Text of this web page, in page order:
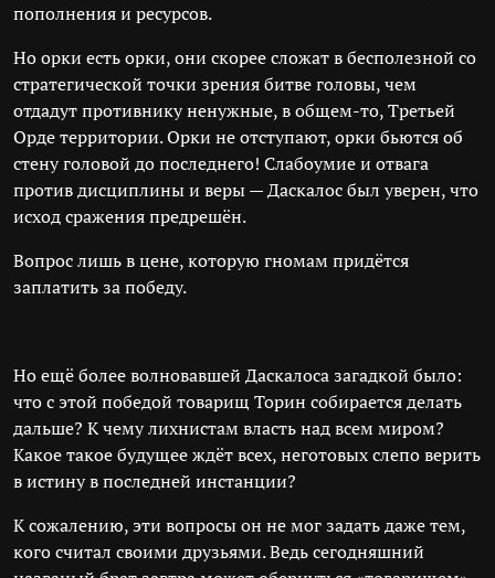
пополнения и ресурсов.
Но орки есть орки, они скорее сложат в бесполезной со
стратегической точки зрения битве головы, чем
отдадут противнику ненужные, в общем-то, Третьей
Орде территории. Орки не отступают, орки бьются об
стену головой до последнего! Слабоумие и отвага
против дисциплины и веры — Даскалос был уверен, что
исход сражения предрешён.
Вопрос лишь в цене, которую гномам придётся
заплатить за победу.
Но ещё более волновавшей Даскалоса загадкой было:
что с этой победой товарищ Торин собирается делать
дальше? К чему лихнистам власть над всем миром?
Какое такое будущее ждёт всех, неготовых слепо верить
в истину в последней инстанции?
К сожалению, эти вопросы он не мог задать даже тем,
кого считал своими друзьями. Ведь сегодняшний